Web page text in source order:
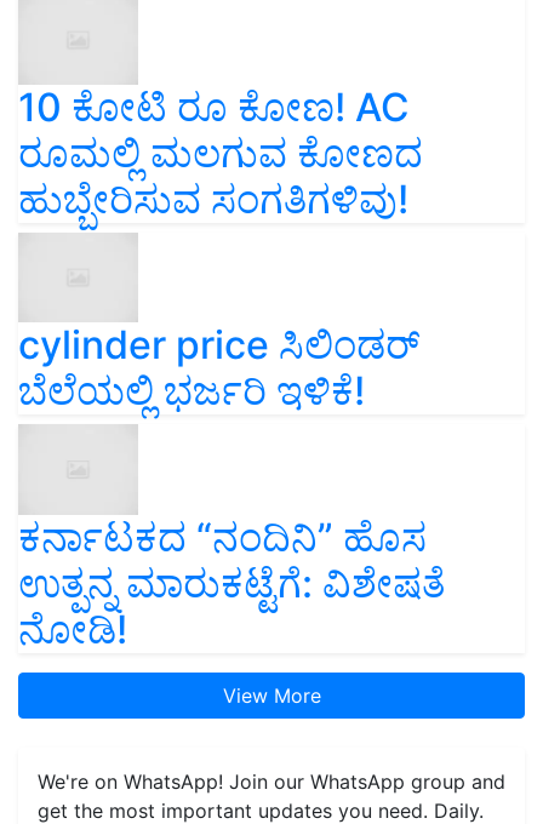
10 ಕೋಟಿ ರೂ ಕೋಣ! AC
ರೂಮಲ್ಲಿ ಮಲಗುವ ಕೋಣದ
ಹುಬ್ಬೇರಿಸುವ ಸಂಗತಿಗಳಿವು!
cylinder price ಸಿಲಿಂಡರ್‌
ಬೆಲೆಯಲ್ಲಿ ಭರ್ಜರಿ ಇಳಿಕೆ!
ಕರ್ನಾಟಕದ “ನಂದಿನಿ” ಹೊಸ
ಉತ್ಪನ್ನ ಮಾರುಕಟ್ಟೆಗೆ: ವಿಶೇಷತೆ
ನೋಡಿ!
View More
We're on WhatsApp! Join our WhatsApp group and
get the most important updates you need. Daily.